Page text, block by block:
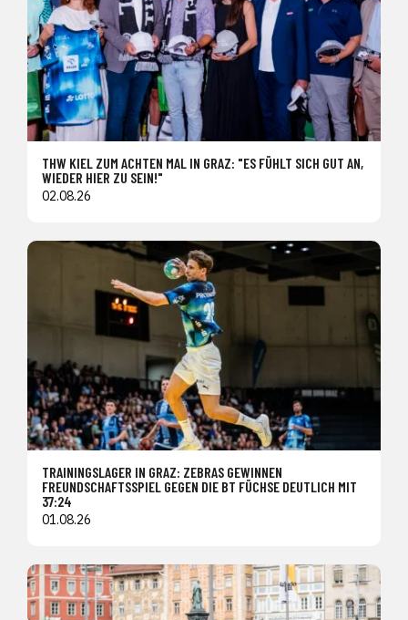
THW KIEL ZUM ACHTEN MAL IN GRAZ: "ES FÜHLT SICH GUT AN,
WIEDER HIER ZU SEIN!"
02.08.26
TRAININGSLAGER IN GRAZ: ZEBRAS GEWINNEN
FREUNDSCHAFTSSPIEL GEGEN DIE BT FÜCHSE DEUTLICH MIT
37:24
01.08.26